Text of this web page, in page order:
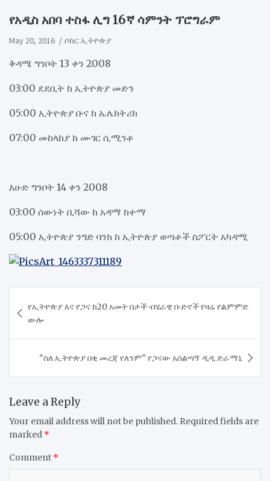
የአዲስ አበባ ተስፋ ሊግ 16ኛ ሳምንት ፕሮግራም
May 20, 2016 ሶከር ኢትዮጵያ
ቅዳሜ ግንቦት 13 ቀን 2008
03:00 ደደቢት ከ ኢትዮጵያ መድን
05:00 ኢትዮጵያ ቡና ከ ኤሌክትሪክ
07:00 መከላከያ ከ ሙገር ሲሚንቶ
እሁድ ግንቦት 14 ቀን 2008
03:00 ሰውነት ቢሻው ከ አዳማ ከተማ
05:00 ኢትዮጵያ ንግድ ባንክ ከ ኢትዮጵያ ወጣቶች ስፖርት አካዳሚ
navigation
የኢትዮጵያ እና የጋና ከ20 አመት በታች ብሄራዊ ቡድኖች የዛሬ የልምምድ
ውሎ
“ስለ ኢትዮጵያ በቂ መረጃ የለንም” የጋናው አሰልጣኝ ዲዲ ድራማኒ
Leave a Reply
Your email address will not be published. Required fields are
marked *
Comment *